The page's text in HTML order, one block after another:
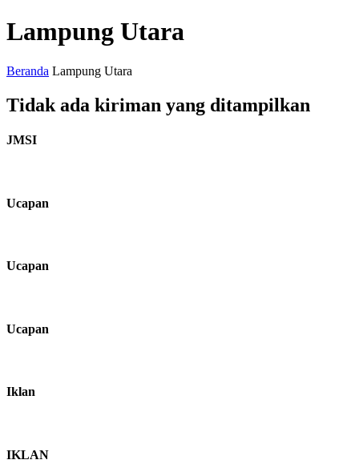
Lampung Utara
Beranda Lampung Utara
Tidak ada kiriman yang ditampilkan
JMSI
Ucapan
Ucapan
Ucapan
Iklan
IKLAN